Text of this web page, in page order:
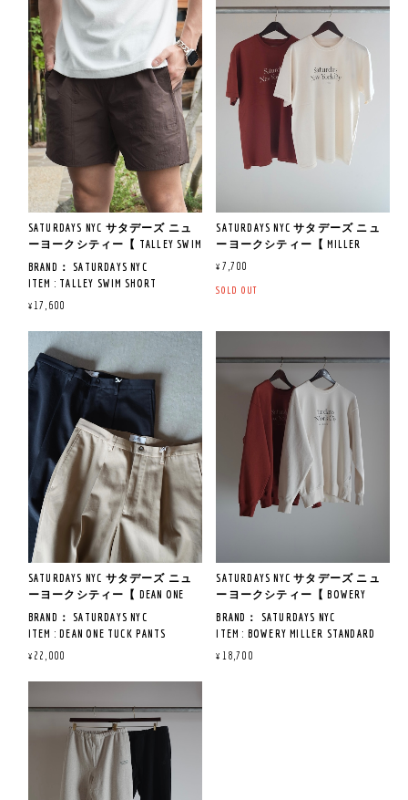
サイズの測り方や注意事項につ
いてはトップをご覧ください。
当店のスタッフが平置きで計測
しております。
タック入りや伸縮性のあるタイ
プ等は実際の商品と誤差が生じ
る場合がございます。
予めご了承ください。
《着用サイズ＆レビュー》
※ 172CM 67KG 着用サイズ M
ややゆとりのあるサイズ感。
タオルを纏っているかのような
素材感で肌離れが良く、
これからの季節にピッタリの着
心地です！
※サイズ寸法について
サイズの測り方や注意事項につ
当店のスタッフが平置きで計測
しております。
MADE IN CHINA
《商品説明》
ややリラックスしたサイジング
のニットポロデザインです。
麻をベースにポリエステルをブ
レンドした清涼感とシャリみの
あるドライタッチな糸で素材感
を活かした天竺編みなので、1
枚着はもちろん、レイヤードに
も使いやすいアイテムになって
います。
《サイズ寸法》
S : 肩幅 52CM / 身幅 54.5CM / 着丈
M : 肩幅 52.5CM / 身幅 56.5CM / 着
L : 肩幅 55CM / 身幅 60CM / 着丈
70.5CM / 袖丈 25.5CM
《着用サイズ＆レビュー》
※ 178CM 70KG Mサイズ着用
通常の鹿の子ポロとは違い、リ
ネン混の独特な表情と質感が上
品な印象を与えてくれます。
従来よりもややゆったりとした
シルエットが抜け感のある大人
な夏の装いを演出。
一押しポイントは裾のリブが強
く腰位置が高く設定でき、着こ
なしが崩れにくい仕様なので、
ワイドパンツ・デニムを合わせ
サイズの測り方や注意事項につ
いてはトップをご覧ください。
当店のスタッフが平置きで計測
しております。
タック入りや伸縮性のあるタイ
プ等は実際の商品と誤差が生じ
MADE IN CHINA
《商品説明》
サタデーズNYCのアーカイブグラ
フィックを落とし込んだ半袖Ｔ
シャツ。
細番手のコットンを双糸で編み
立てた綺麗な表情と滑らかなタ
素材でサラッと肌触りの良い生
地感です。
ややゆとりのあるスタンダード
グに仕上がっています。
M : 肩幅 49CM / 身幅 55CM / 着丈
70CM / 袖丈 22CM
L : 肩幅 50CM / 身幅 56.5CM / 着丈
72.5CM / 袖丈 23CM
XL : 肩幅 52CM / 身幅 59CM / 着丈
73.5CM / 袖丈 24CM
《着用サイズ＆レビュー》
※ 174 CM 67KG Mサイズ着用
クセントになる事間違いなし！
暑い夏にピッタリの質感となっ
SATURDAYS NYC サタデーズ ニュ
ーヨークシティー【 TALLEY SWIM
SHORT 】
BRAND： SATURDAYS NYC
ITEM : TALLEY SWIM SHORT
ITEM NO : BBS16180
QUAILTY：（表地）COTTON 54%
NYLON 46% （裏地） POLYESTER
95% POLYURETHANE 5%
MADE IN CHINA
《商品説明》
サタデーズ定番のスイムショー
ツが入荷いたしました。
耐久性に優れたコットンナイロ
ンを採用し、ややリラックスし
たフィットで作られた
真夏にぴったりなアイテムで
す。
股下は短めの設定、裏地はメッ
シュのライナーに加え、
機能性に優れたベルクロのバッ
クポケットを採用。
左裾に刺繍された同色ブランド
S : ウエスト 68～88CM / 股下
13CM / ワタリ 34.5CM / 裾幅
M : ウエスト 72～90CM / 股下
13CM / ワタリ 35CM / 裾幅 31.5CM
L : ウエスト 78～94CM / 股下
¥17,600
SATURDAYS NYC サタデーズ ニュ
ーヨークシティー【 MILLER
STANDARD SS T-SHIRT 】
¥7,700
SOLD OUT
SATURDAYS NYC サタデーズ ニュ
ーヨークシティー【 DEAN ONE
TUCK PANTS 】
BRAND： SATURDAYS NYC
ITEM : DEAN ONE TUCK PANTS
ITEM NO : BBS-16130-A
QUAILTY：COTTON100％
MADE IN CHINA
《商品説明》
SATURDAYS NYCより、タックパン
¥22,000
SATURDAYS NYC サタデーズ ニュ
ーヨークシティー【 BOWERY
MILLER STANDARD CREW SWEAT
SHIRT 】
BRAND： SATURDAYS NYC
ITEM : BOWERY MILLER STANDARD
CREW SWEAT SHIRT
¥18,700